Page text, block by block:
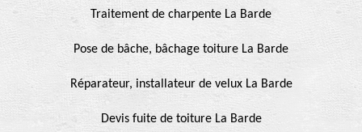
Traitement de charpente La Barde
Pose de bâche, bâchage toiture La Barde
Réparateur, installateur de velux La Barde
Devis fuite de toiture La Barde